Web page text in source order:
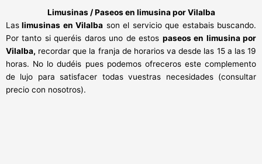
Limusinas / Paseos en limusina por Vilalba
Las limusinas en Vilalba son el servicio que estabais buscando.
Por tanto si queréis daros uno de estos paseos en limusina por
Vilalba, recordar que la franja de horarios va desde las 15 a las 19
horas. No lo dudéis pues podemos ofreceros este complemento
de lujo para satisfacer todas vuestras necesidades (consultar
precio con nosotros).